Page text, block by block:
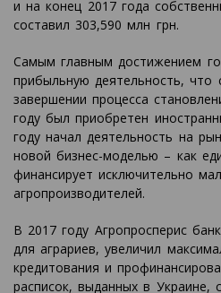
и на конец 2017 года
составил 303,590 млн грн.
Самым главным достижением
прибыльную деятельность, что
завершении процесса
году был приобретен
году начал деятельность на
новой бизнес-моделью – как
финансирует исключительно
агропроизводителей.
В 2017 году Агропросперис
для аграриев, увеличил
кредитования и
расписок, выданных в Украине,